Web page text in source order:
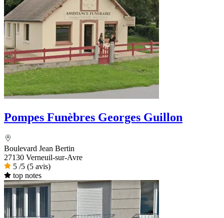
Pompes Funèbres Georges Guillon
Boulevard Jean Bertin
27130 Verneuil-sur-Avre
5 /5 (5 avis)
top notes